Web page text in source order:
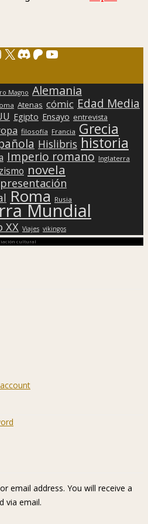
X Discord
Patreon
YouTube
Magno Alemania
Atenas cómic Edad Media
Egipto Ensayo entrevista
filosofía Francia Grecia
Hislibris historia
Imperio romano Inglaterra
novela
presentación
Roma Rusia
Mundial
XX Viajes vikingos
cultural
email address. You will receive a
via email.